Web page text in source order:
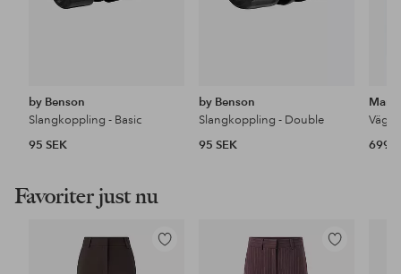
by Benson
Slangkoppling - Basic
95 SEK
by Benson
Slangkoppling - Double
95 SEK
699
Favoriter just nu
Lägg
Lägg